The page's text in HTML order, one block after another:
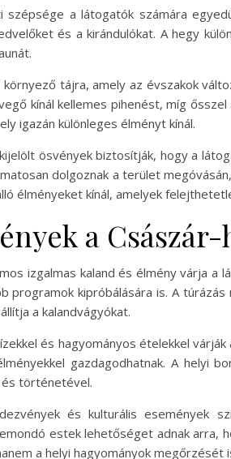
a látogatók számára
és a kirándulókat. A hegy
tájra, amely az évszakok
kínál kellemes pihenést, míg
igazán különleges élményt kínál.
ösvények biztosítják, hogy a
dolgoznak a terület
élményeket kínál, amelyek
a
izgalmas kaland és élmény várja
programok kipróbálására is. A
a kalandvágyókat.
és hagyományos ételekkel
gazdagodhatnak. A helyi
történetével.
és kulturális események
estek lehetőséget adnak arra,
a helyi hagyományok megőrzését